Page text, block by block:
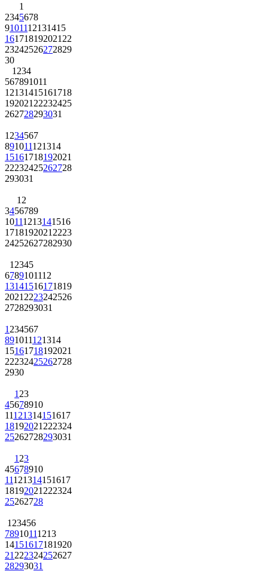
1
2345678
9101112131415
161718192021 22
23242526272829
30
1 234
567891011
12131415161718
192021 22232425
262728293031
1 234567
891011121314
15161718192021
22232425262728
293031
1 2
3456789
10111213141516
1718192021 2223
24252627282930
1 2345
6789101112
13141516171819
2021 2223242526
2728293031
1 234567
891011121314
15161718192021
22232425262728
2930
1 23
45678910
11121314151617
18192021 222324
25262728293031
1 23
45678910
11121314151617
18192021 222324
25262728
1 23456
78910111213
14151617181920
21 222324252627
28293031